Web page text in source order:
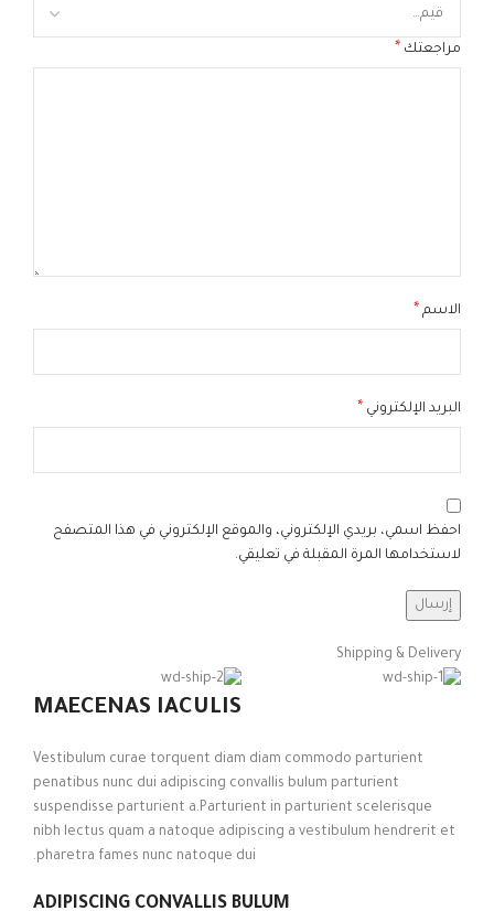
مراجعتك *
الاسم *
البريد الإلكتروني *
احفظ اسمي، بريدي الإلكتروني، والموقع الإلكتروني في هذا المتصفح
لاستخدامها المرة المقبلة في تعليقي.
Shipping & Delivery
MAECENAS IACULIS
Vestibulum curae torquent diam diam commodo parturient
penatibus nunc dui adipiscing convallis bulum parturient
suspendisse parturient a.Parturient in parturient scelerisque
nibh lectus quam a natoque adipiscing a vestibulum hendrerit et
pharetra fames nunc natoque dui.
ADIPISCING CONVALLIS BULUM